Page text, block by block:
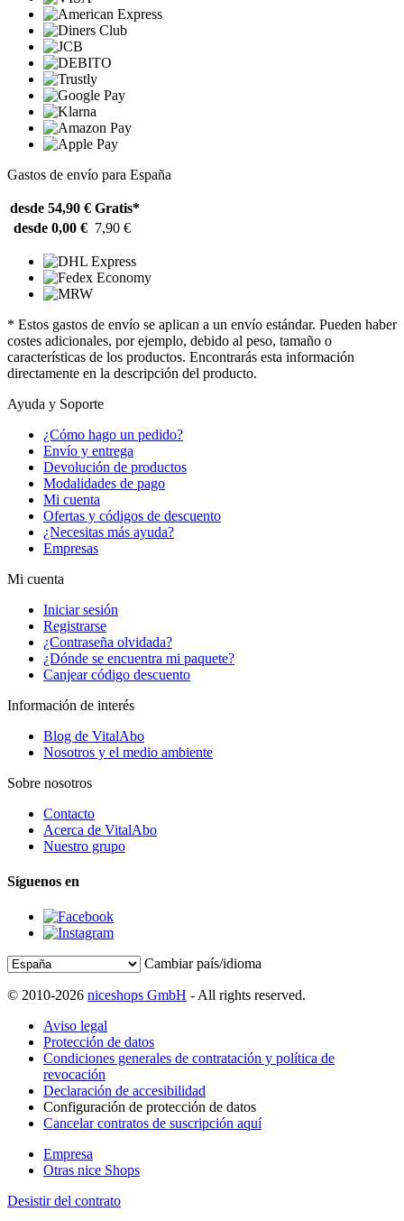
Gastos de envío para España
desde 54,90 € Gratis*
desde 0,00 € 7,90 €
* Estos gastos de envío se aplican a un envío estándar. Pueden haber
costes adicionales, por ejemplo, debido al peso, tamaño o
características de los productos. Encontrarás esta información
directamente en la descripción del producto.
Ayuda y Soporte
¿Cómo hago un pedido?
Envío y entrega
Devolución de productos
Modalidades de pago
Mi cuenta
Ofertas y códigos de descuento
¿Necesitas más ayuda?
Empresas
Mi cuenta
Iniciar sesión
Registrarse
¿Contraseña olvidada?
¿Dónde se encuentra mi paquete?
Canjear código descuento
Información de interés
Blog de VitalAbo
Nosotros y el medio ambiente
Sobre nosotros
Contacto
Acerca de VitalAbo
Nuestro grupo
Síguenos en
Cambiar país/idioma
© 2010-2026 niceshops GmbH - All rights reserved.
Aviso legal
Protección de datos
Condiciones generales de contratación y política de
revocación
Declaración de accesibilidad
Configuración de protección de datos
Cancelar contratos de suscripción aquí
Empresa
Otras nice Shops
Desistir del contrato